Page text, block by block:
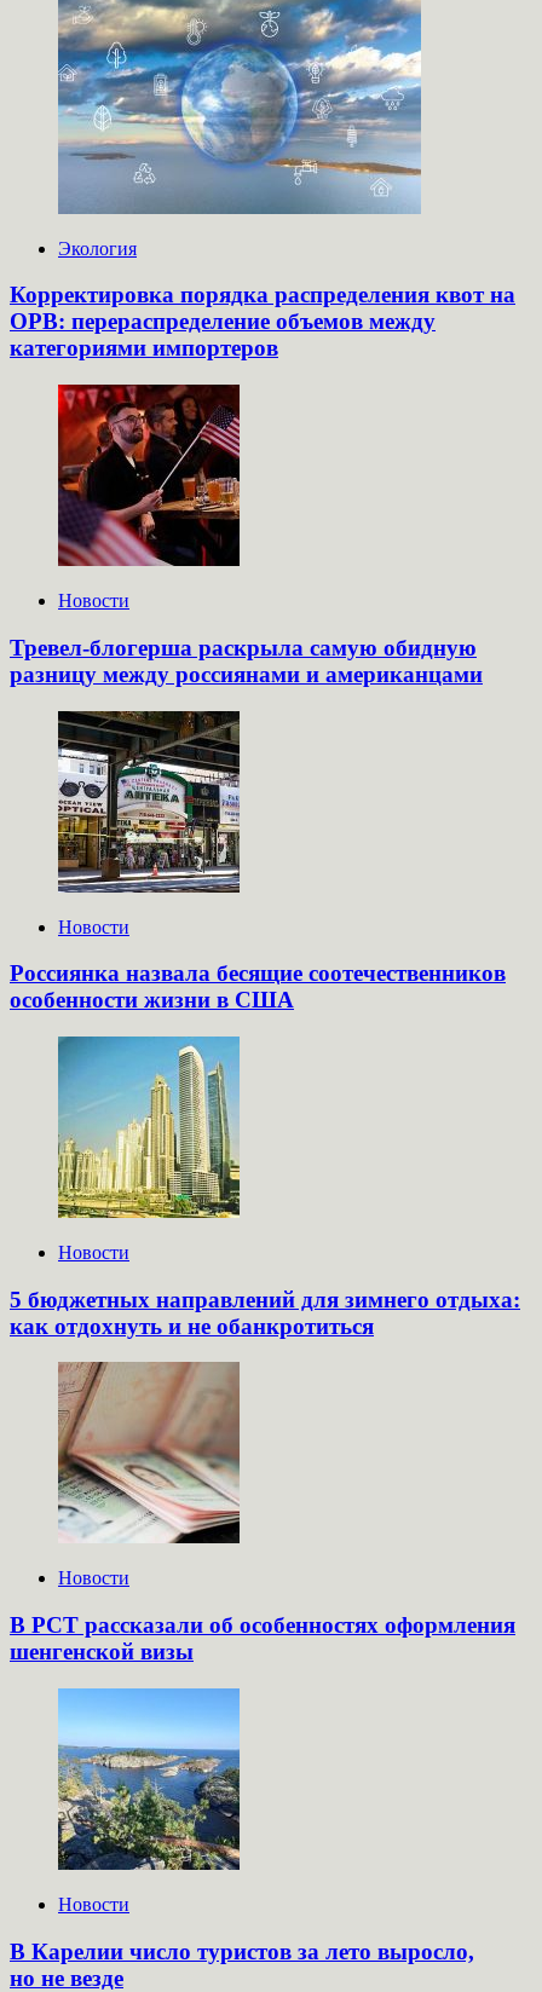
Экология
Корректировка порядка распределения квот на
ОРВ: перераспределение объемов между
категориями импортеров
Новости
Тревел-блогерша раскрыла самую обидную
разницу между россиянами и американцами
Новости
Россиянка назвала бесящие соотечественников
особенности жизни в США
Новости
5 бюджетных направлений для зимнего отдыха:
как отдохнуть и не обанкротиться
Новости
В РСТ рассказали об особенностях оформления
шенгенской визы
Новости
В Карелии число туристов за лето выросло,
но не везде